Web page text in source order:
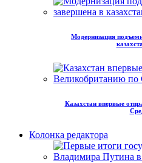
Модернизация
Казахстан впервые
Колонка редактора